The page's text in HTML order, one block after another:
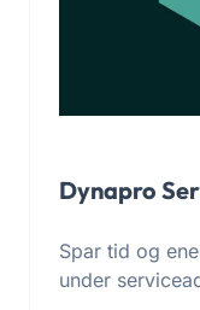
Dynapro
Spar tid og
under